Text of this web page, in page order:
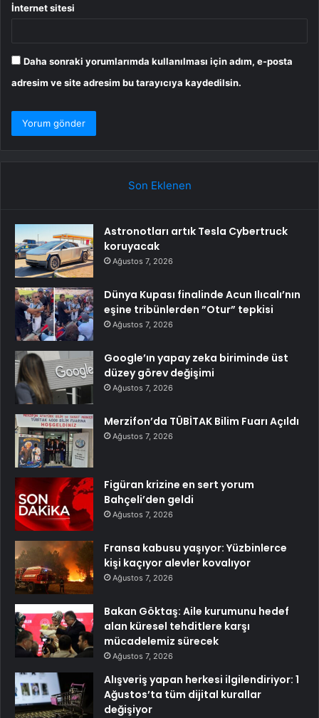
İnternet sitesi
Daha sonraki yorumlarımda kullanılması için adım, e-posta
adresim ve site adresim bu tarayıcıya kaydedilsin.
Son Eklenen
Astronotları artık Tesla Cybertruck
koruyacak
Ağustos 7, 2026
Dünya Kupası finalinde Acun Ilıcalı’nın
eşine tribünlerden ”Otur” tepkisi
Ağustos 7, 2026
Google’ın yapay zeka biriminde üst
düzey görev değişimi
Ağustos 7, 2026
Merzifon’da TÜBİTAK Bilim Fuarı Açıldı
Ağustos 7, 2026
Figüran krizine en sert yorum
Bahçeli’den geldi
Ağustos 7, 2026
Fransa kabusu yaşıyor: Yüzbinlerce
kişi kaçıyor alevler kovalıyor
Ağustos 7, 2026
Bakan Göktaş: Aile kurumunu hedef
alan küresel tehditlere karşı
mücadelemiz sürecek
Ağustos 7, 2026
Alışveriş yapan herkesi ilgilendiriyor: 1
Ağustos’ta tüm dijital kurallar
değişiyor